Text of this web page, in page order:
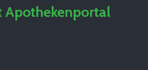
Apothekenportal